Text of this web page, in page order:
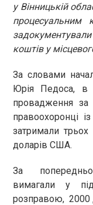
у Вінницькій
процесуальним
коштів у
За словами
Юрія Педоса, в
провадження за
правоохоронці
затримали
доларів США.
За
вимагали у
розправою, 2000